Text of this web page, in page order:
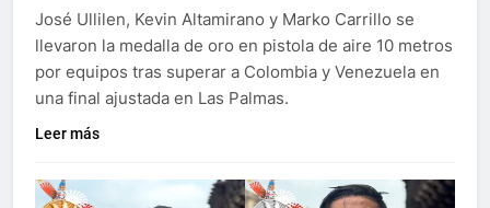
José Ullilen, Kevin Altamirano y Marko Carrillo se
llevaron la medalla de oro en pistola de aire 10 metros
por equipos tras superar a Colombia y Venezuela en
una final ajustada en Las Palmas.
Leer más